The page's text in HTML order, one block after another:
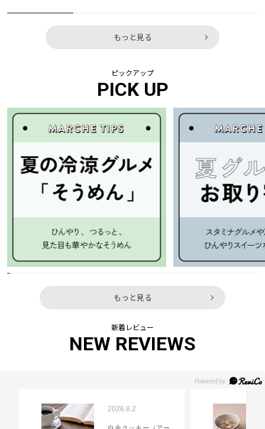
もっと見る
ピックアップ
PICK UP
もっと見る
新着レビュー
NEW REVIEWS
2026.8.2